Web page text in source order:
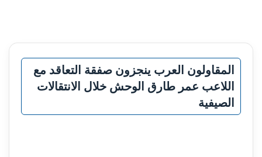
المقاولون العرب ينجزون صفقة التعاقد مع
اللاعب عمر طارق الوحش خلال الانتقالات
الصيفية